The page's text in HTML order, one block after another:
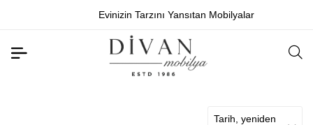
Evinizin Tarzını Yansıtan Mobilyalar
Tarih, yeniden